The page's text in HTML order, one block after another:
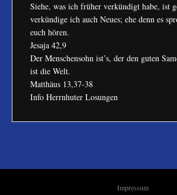
Siehe, was ich früher verkündigt habe, ist
verkündige ich auch Neues; ehe denn es
euch hören.
Jesaja 42,9
Der Menschensohn ist’s, der den guten
ist die Welt.
Matthäus 13,37-38
Info Herrnhuter Losungen
Impressum